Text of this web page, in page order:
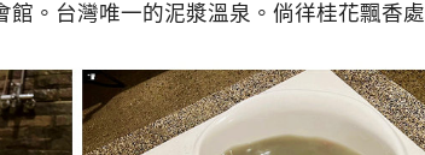
館。台灣唯一的泥漿溫泉。倘徉桂花飄香處